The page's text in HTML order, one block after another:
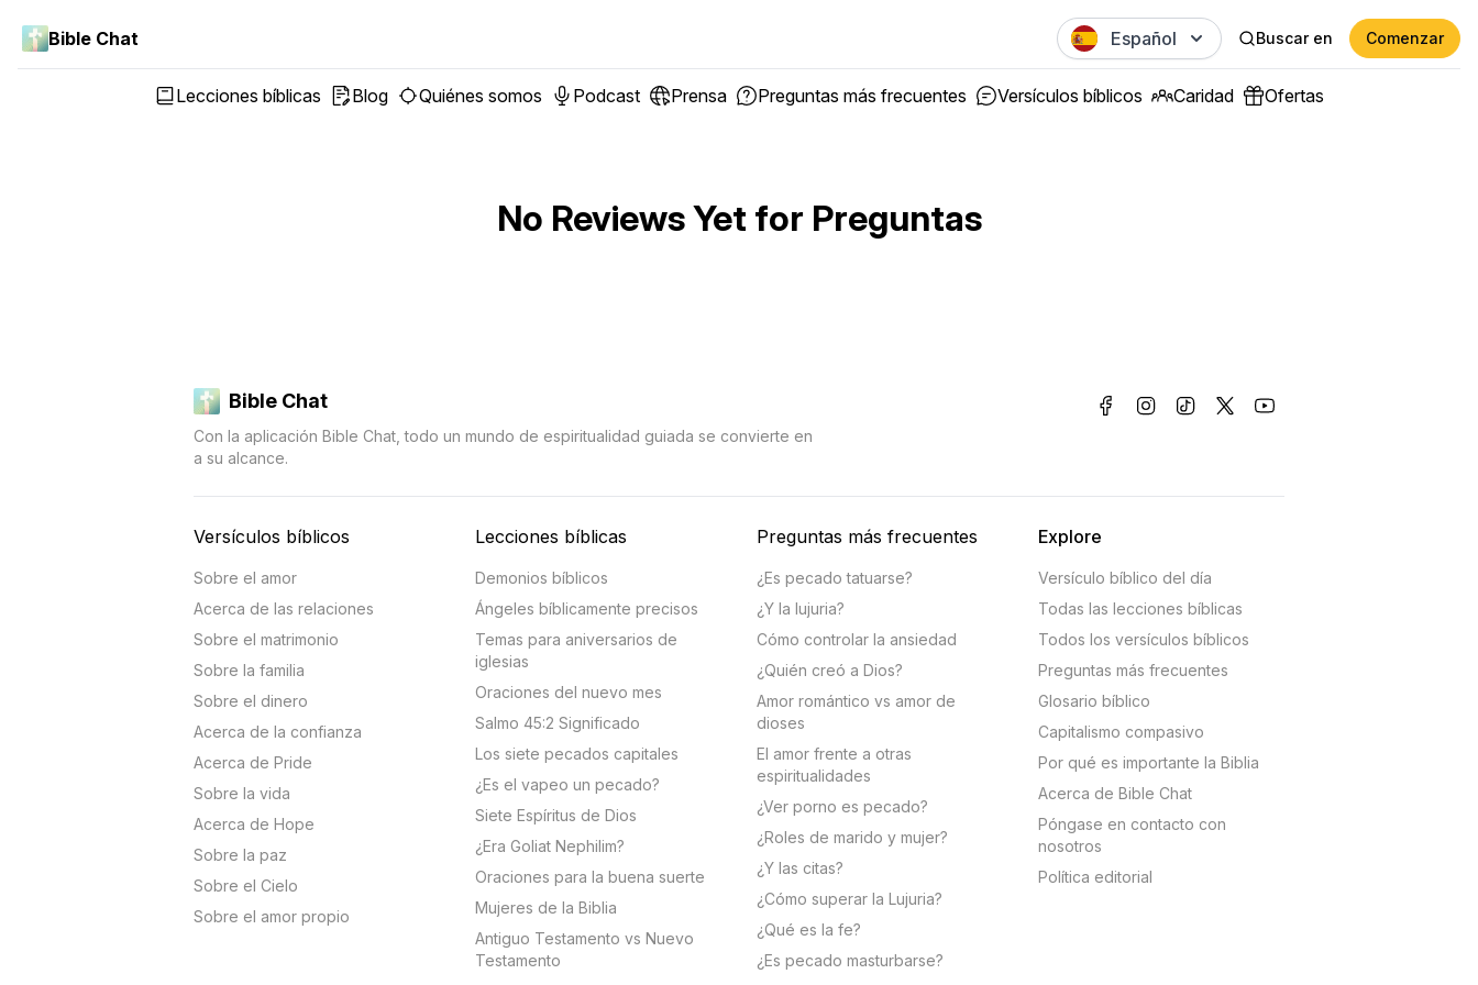
Bible Chat Español Buscar en Comenzar
Lecciones bíblicas Blog Quiénes somos Podcast Prensa Preguntas más frecuentes Versículos bíblicos Caridad Ofertas
No Reviews Yet for Preguntas
Bible Chat
Con la aplicación Bible Chat, todo un mundo de espiritualidad guiada se convierte en
a su alcance.
Versículos bíblicos
Sobre el amor
Acerca de las relaciones
Sobre el matrimonio
Sobre la familia
Sobre el dinero
Acerca de la confianza
Acerca de Pride
Sobre la vida
Acerca de Hope
Sobre la paz
Sobre el Cielo
Sobre el amor propio
Lecciones bíblicas
Demonios bíblicos
Ángeles bíblicamente precisos
Temas para aniversarios de
iglesias
Oraciones del nuevo mes
Salmo 45:2 Significado
Los siete pecados capitales
¿Es el vapeo un pecado?
Siete Espíritus de Dios
¿Era Goliat Nephilim?
Oraciones para la buena suerte
Mujeres de la Biblia
Antiguo Testamento vs Nuevo
Testamento
Preguntas más frecuentes
¿Es pecado tatuarse?
¿Y la lujuria?
Cómo controlar la ansiedad
¿Quién creó a Dios?
Amor romántico vs amor de
dioses
El amor frente a otras
espiritualidades
¿Ver porno es pecado?
¿Roles de marido y mujer?
¿Y las citas?
¿Cómo superar la Lujuria?
¿Qué es la fe?
¿Es pecado masturbarse?
Explore
Versículo bíblico del día
Todas las lecciones bíblicas
Todos los versículos bíblicos
Preguntas más frecuentes
Glosario bíblico
Capitalismo compasivo
Por qué es importante la Biblia
Acerca de Bible Chat
Póngase en contacto con
nosotros
Política editorial